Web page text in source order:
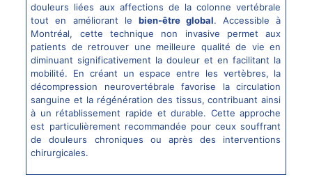
douleurs liées aux affections de la colonne vertébrale
tout en améliorant le bien-être global. Accessible à
Montréal, cette technique non invasive permet aux
patients de retrouver une meilleure qualité de vie en
diminuant significativement la douleur et en facilitant la
mobilité. En créant un espace entre les vertèbres, la
décompression neurovertébrale favorise la circulation
sanguine et la régénération des tissus, contribuant ainsi
à un rétablissement rapide et durable. Cette approche
est particulièrement recommandée pour ceux souffrant
dedouleurs chroniques ou après des interventions
chirurgicales.